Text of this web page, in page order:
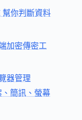
幫你判斷資料
加密傳密工
器管理
、簡訊、螢幕